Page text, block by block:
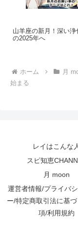
山羊座の新月！深い
の2025年へ
ホーム 月
始まる
レイはこんな
スピ知恵
月 moon
運営者情報/プライバ
ー/特定商取引法に基
項/利用規約